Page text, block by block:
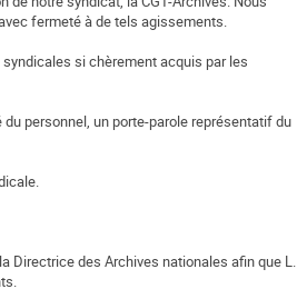
fermeté à de tels agissements.
si chèrement acquis par les
personnel, un porte-parole représentatif du
Directrice des Archives nationales afin que L.